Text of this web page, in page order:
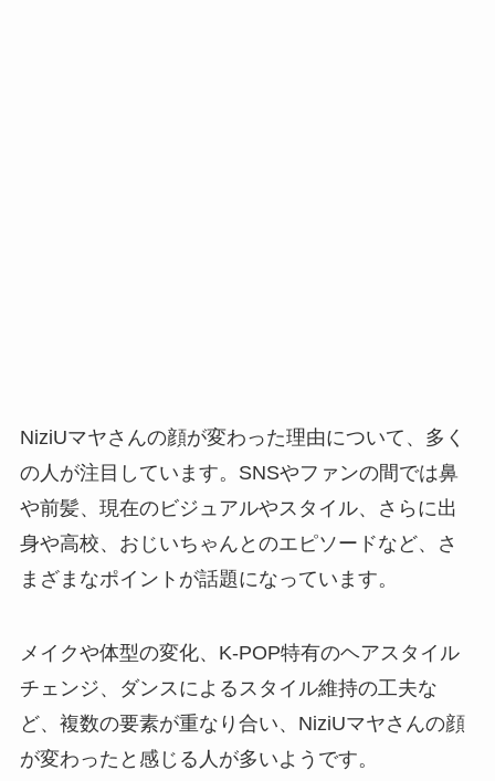
NiziUマヤさんの顔が変わった理由について、多く
の人が注目しています。SNSやファンの間では鼻
や前髪、現在のビジュアルやスタイル、さらに出
身や高校、おじいちゃんとのエピソードなど、さ
まざまなポイントが話題になっています。
メイクや体型の変化、K-POP特有のヘアスタイル
チェンジ、ダンスによるスタイル維持の工夫な
ど、複数の要素が重なり合い、NiziUマヤさんの顔
が変わったと感じる人が多いようです。